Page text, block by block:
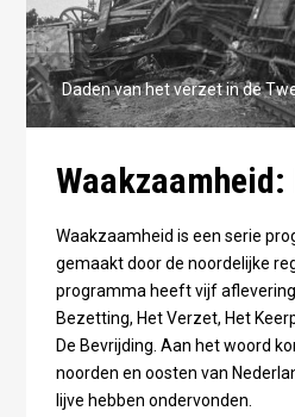
Daden van het verzet in de
Waakzaamheid is een serie
gemaakt door de noordelijke
programma heeft vijf
Bezetting, Het Verzet, Het
De Bevrijding. Aan het woord
noorden en oosten van
lijve hebben ondervonden.